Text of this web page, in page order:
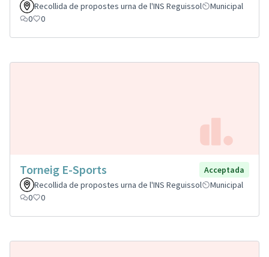
Recollida de propostes urna de l'INS Reguissol
Municipal
0
0
Torneig E-Sports
Acceptada
Recollida de propostes urna de l'INS Reguissol
Municipal
0
0